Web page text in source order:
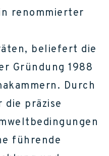
renommierter
beliefert die
Gründung 1988
Durch
die präzise
führende